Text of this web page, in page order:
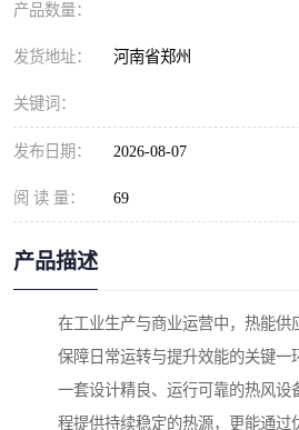
产品数量：
发货地址： 河南省郑州
关键词：
发布日期： 2026-08-07
阅 读 量： 69
产品描述
在工业生产与商业运营中，热能供
保障日常运转与提升效能的关键一
一套设计精良、运行可靠的热风设
程提供持续稳定的热源，更能通过